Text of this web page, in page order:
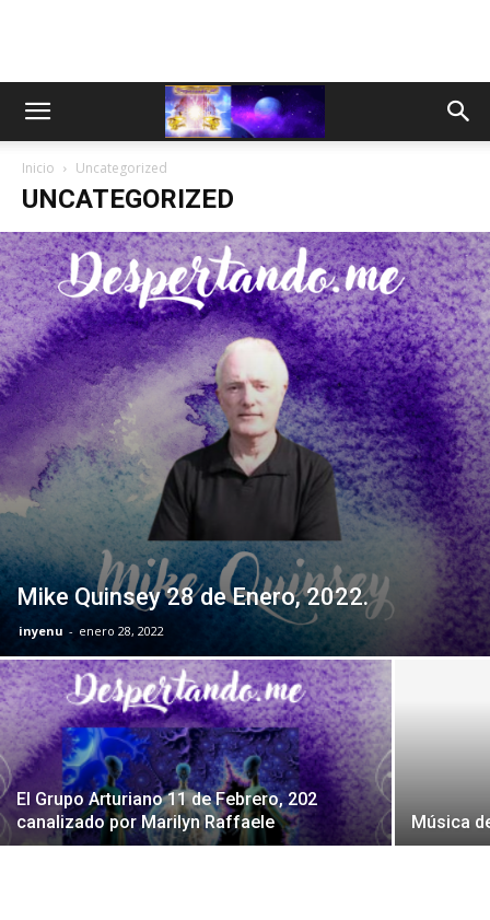
Inicio Uncategorized
UNCATEGORIZED
Mike Quinsey 28 de Enero, 2022.
inyenu - enero 28, 2022
El Grupo Arturiano 11 de Febrero, 202
canalizado por Marilyn Raffaele
Música